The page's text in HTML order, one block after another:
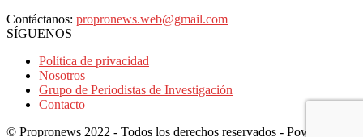
Contáctanos: propronews.web@gmail.com
SÍGUENOS
Política de privacidad
Nosotros
Grupo de Periodistas de Investigación
Contacto
© Propronews 2022 - Todos los derechos reservados - Powered by